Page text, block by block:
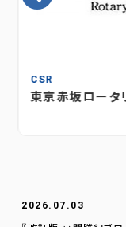
CSR
東京赤坂ロータ
2026.07.03